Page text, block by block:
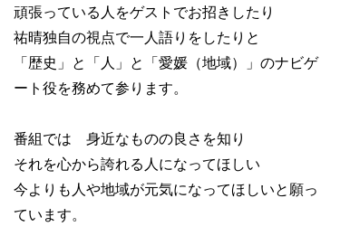
頑張っている人をゲストでお招きしたり
祐晴独自の視点で一人語りをしたりと
「歴史」と「人」と「愛媛（地域）」のナビゲ
ート役を務めて参ります。
番組では 身近なものの良さを知り
それを心から誇れる人になってほしい
今よりも人や地域が元気になってほしいと願っ
ています。